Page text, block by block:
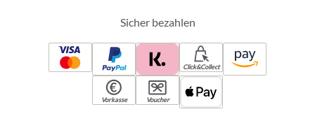
Sicher bezahlen
Click&Collect
Vorkasse Voucher